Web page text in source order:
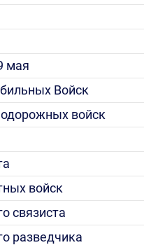
мая
Войск
войск
войск
связиста
разведчика